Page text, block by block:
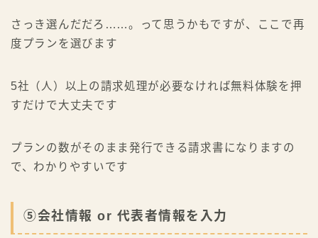
さっき選んだだろ……。って思うかもですが、ここで再
度プランを選びます
5社（人）以上の請求処理が必要なければ無料体験を押
すだけで大丈夫です
プランの数がそのまま発行できる請求書になりますの
で、わかりやすいです
⑤会社情報 or 代表者情報を入力